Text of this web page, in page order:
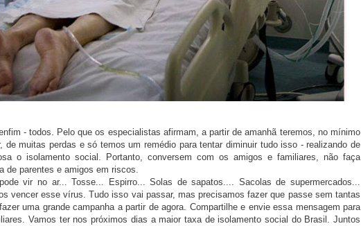
- todos. Pelo que os especialistas afirmam, a partir de amanhã teremos, no mínimo
de muitas perdas e só temos um remédio para tentar diminuir tudo isso - realizando de
o isolamento social. Portanto, conversem com os amigos e familiares, não faça
de parentes e amigos em riscos.
vir no ar... Tosse... Espirro... Solas de sapatos.... Sacolas de supermercados...
vencer esse vírus. Tudo isso vai passar, mas precisamos fazer que passe sem tantas
uma grande campanha a partir de agora. Compartilhe e envie essa mensagem para
Vamos ter nos próximos dias a maior taxa de isolamento social do Brasil. Juntos